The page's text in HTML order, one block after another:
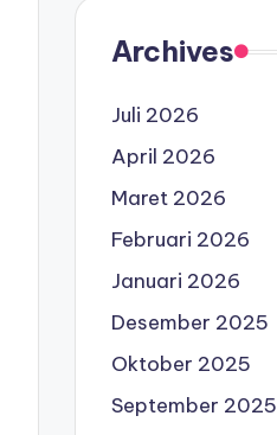
Archives
Juli 2026
April 2026
Maret 2026
Februari 2026
Januari 2026
Desember 2025
Oktober 2025
September 2025